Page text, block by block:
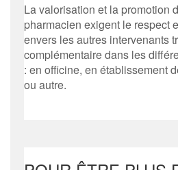
La valorisation et la promotion
pharmacien exigent le respect
envers les autres intervenants
complémentaire dans les
: en officine, en établissement
ou autre.